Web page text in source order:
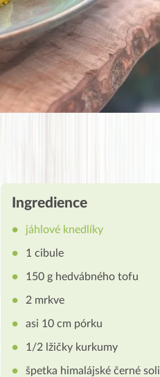
Ingredience
jáhlové knedlíky
1 cibule
150 g hedvábného tofu
2 mrkve
asi 10 cm pórku
1/2 lžičky kurkumy
špetka himalájské černé soli